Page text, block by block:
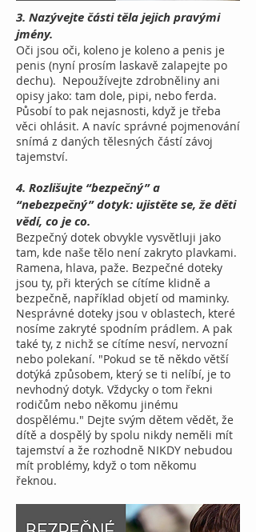
3. Nazývejte části těla jejich pravými
jmény.
Oči jsou oči, koleno je koleno a penis je
penis (nyní prosím laskavě zalapejte po
dechu). Nepoužívejte zdrobněliny ani
opisy jako: tam dole, pipi, nebo ferda.
Působí to pak nejasnosti, když je třeba
věci ohlásit. A navíc správné pojmenování
snímá z daných tělesných částí závoj
tajemství.
4. Rozlišujte “bezpečný” a
“nebezpečný” dotyk: ujistěte se, že děti
vědí, co je co.
Bezpečný dotek obvykle vysvětluji jako
tam, kde naše tělo není zakryto plavkami.
Ramena, hlava, paže. Bezpečné doteky
jsou ty, při kterých se cítíme klidně a
bezpečně, například objetí od maminky.
Nesprávné doteky jsou v oblastech, které
nosíme zakryté spodním prádlem. A pak
také ty, z nichž se cítíme nesví, nervozní
nebo polekaní. "Pokud se tě někdo větší
dotýká způsobem, který se ti nelíbí, je to
nevhodný dotyk. Vždycky o tom řekni
rodičům nebo někomu jinému
dospělému." Dejte svým dětem vědět, že
dítě a dospělý by spolu nikdy neměli mít
tajemství a že rozhodně NIKDY nebudou
mít problémy, když o tom někomu
řeknou.